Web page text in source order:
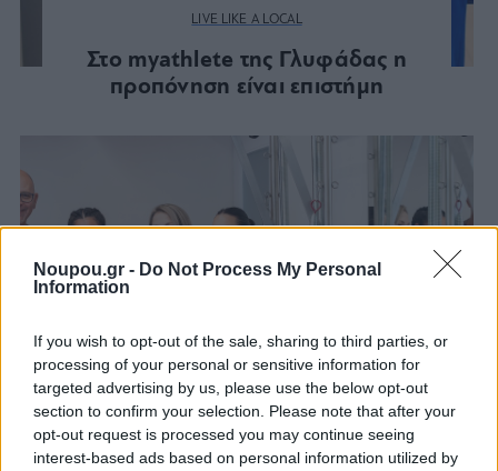
Noupou.gr - Do Not Process My Personal
Information
If you wish to opt-out of the sale, sharing to third parties, or
processing of your personal or sensitive information for
targeted advertising by us, please use the below opt-out
section to confirm your selection. Please note that after your
opt-out request is processed you may continue seeing
interest-based ads based on personal information utilized by
LIVE LIKE A LOCAL
Στο myathlete της Γλυφάδας η
προπόνηση είναι επιστήμη